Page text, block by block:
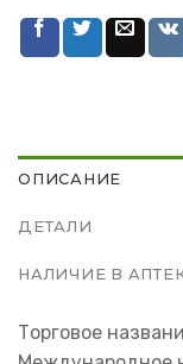
ОПИСАНИЕ
ДЕТАЛИ
НАЛИЧИЕ В
Торговое